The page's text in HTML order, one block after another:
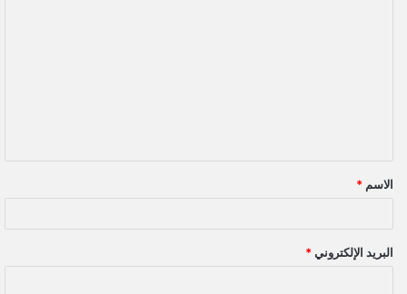
ق
*
الاسم *
البريد الإلكتروني *